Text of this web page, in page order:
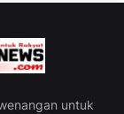
untuk